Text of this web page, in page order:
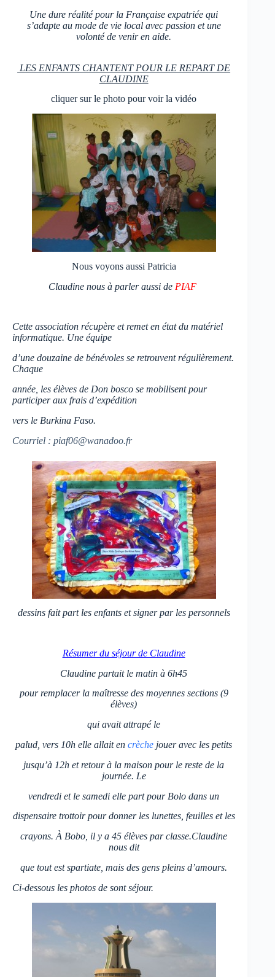
Une dure réalité pour la Française expatriée qui
s’adapte au mode de vie local avec passion et une
volonté de venir en aide.
LES ENFANTS CHANTENT POUR LE REPART DE
CLAUDINE
cliquer sur le photo pour voir la vidéo
Nous voyons aussi Patricia
Claudine nous à parler aussi de PIAF
Cette association récupère et remet en état du matériel
informatique. Une équipe
d’une douzaine de bénévoles se retrouvent régulièrement.
Chaque
année, les élèves de Don bosco se mobilisent pour
participer aux frais d’expédition
vers le Burkina Faso.
Courriel : piaf06@wanadoo.fr
dessins fait part les enfants et signer par les personnels
Résumer du séjour de Claudine
Claudine partait le matin à6h45
pour remplacer la maîtresse des moyennes sections (9
élèves)
qui avait attrapé le
palud,vers 10h elle allait encrèche jouer avec les petits
jusqu’à 12h et retour à la maison pour le reste de la
journée. Le
vendredi et le samedi elle part pour Bolo dans un
dispensaire trottoir pour donner les lunettes, feuilles et les
crayons. À Bobo, il y a 45 élèves par classe.Claudine
nous dit
que tout est spartiate, mais des gens pleins d’amours.
Ci-dessous les photos de sont séjour.